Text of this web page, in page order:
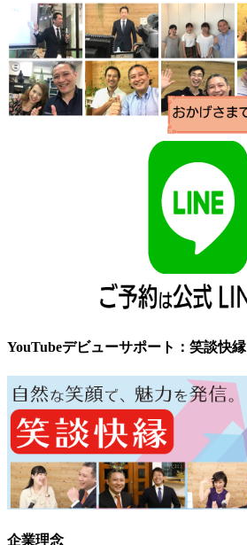
YouTubeデビューサポート：笑談快縁
企業理念